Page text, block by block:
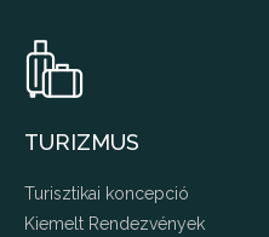
TURIZMUS
Turisztikai koncepció
Kiemelt Rendezvények